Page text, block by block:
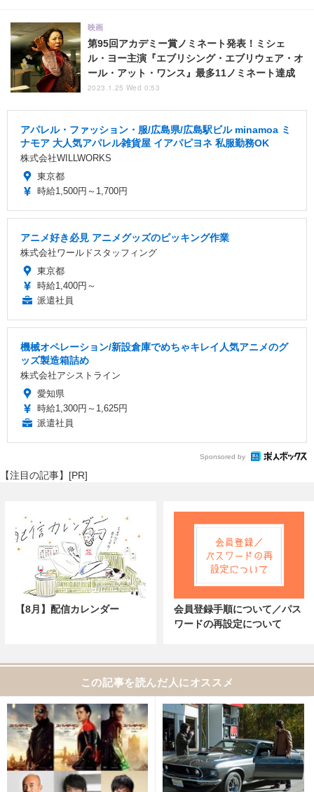
第95回アカデミー賞ノミネート発表！ミシェ
ル・ヨー主演『エブリシング・エブリウェア・オ
ール・アット・ワンス』最多11ノミネート達成
映画
2023.1.25 Wed 0:53
アパレル・ファッション・服/広島県/広島駅ビル minamoa ミ
ナモア 大人気アパレル雑貨屋 イアパピヨネ 私服勤務OK
株式会社WILLWORKS
東京都
時給1,500円～1,700円
アニメ好き必見 アニメグッズのピッキング作業
株式会社ワールドスタッフィング
東京都
時給1,400円～
派遣社員
機械オペレーション/新設倉庫でめちゃキレイ人気アニメのグ
ッズ製造箱詰め
株式会社アシストライン
愛知県
時給1,300円～1,625円
派遣社員
Sponsored by
【注目の記事】[PR]
【8月】配信カレンダー
会員登録手順について／パス
ワードの再設定について
この記事を読んだ人にオススメ